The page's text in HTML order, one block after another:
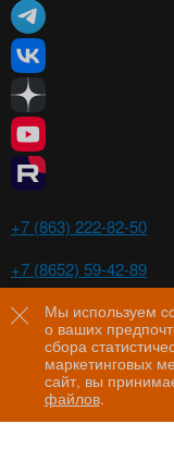
Мы используем
о ваших
сбора
маркетинговых
сайт, вы
файлов.
+7 (863) 222-82-50
+7 (8652) 59-42-89
Волгоград
+7 (8442) 29-00-21
Пятигорск
+7 (8793) 97-60-44